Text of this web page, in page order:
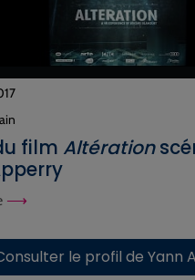
film Altération
le profil de Yann